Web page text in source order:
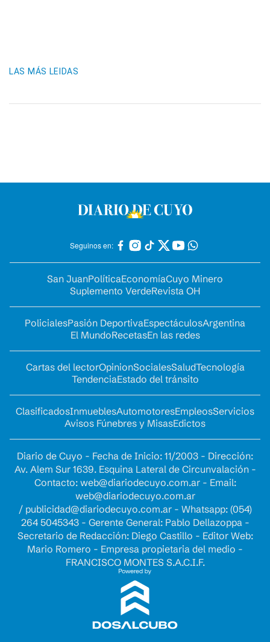
LAS MÁS LEIDAS
Seguinos en:
San JuanPolíticaEconomíaCuyo Minero
Suplemento VerdeRevista OH
PolicialesPasión DeportivaEspectáculosArgentina
El MundoRecetasEn las redes
Cartas del lectorOpinionSocialesSaludTecnología
TendenciaEstado del tránsito
ClasificadosInmueblesAutomotoresEmpleosServicios
Avisos Fúnebres y MisasEdictos
Diario de Cuyo - Fecha de Inicio: 11/2003 - Dirección:
Av. Alem Sur 1639. Esquina Lateral de Circunvalación -
Contacto: web@diariodecuyo.com.ar- Email:
web@diariodecuyo.com.ar
/ publicidad@diariodecuyo.com.ar- Whatsapp: (054)
264 5045343 - Gerente General: Pablo Dellazoppa -
Secretario de Redacción: Diego Castillo - Editor Web:
Mario Romero - Empresa propietaria del medio -
FRANCISCO MONTES S.A.C.I.F.